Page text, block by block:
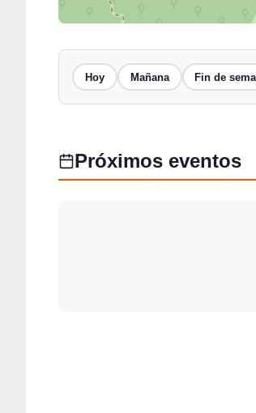
Hoy Mañana Fin de
Próximos eventos